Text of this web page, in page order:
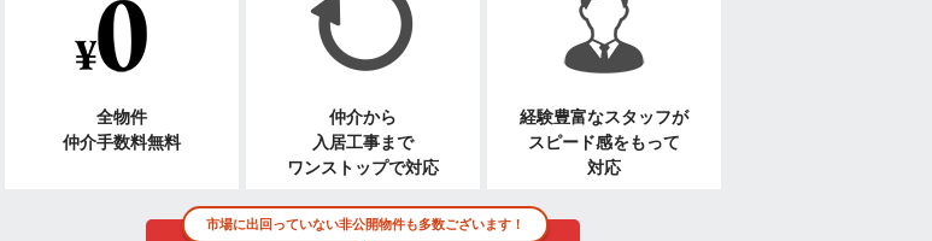
全物件
仲介手数料無料
仲介から
入居工事まで
ワンストップで対応
経験豊富なスタッフが
スピード感をもって
対応
市場に出回っていない非公開物件も多数ございます！